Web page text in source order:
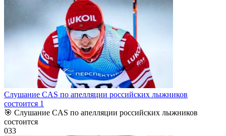
Слушание CAS по апелляции российских лыжников
состоится 1
🎯 Слушание CAS по апелляции российских лыжников
состоится
033